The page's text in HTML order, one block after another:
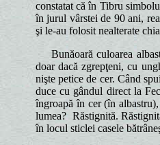
constatat că în Tibru
în jurul vârstei de 90 ani,
şi le-au folosit nealterate
Bunăoară culoarea
doar dacă zgrepţeni, cu
nişte petice de cer. Când
duce cu gândul direct la
îngroapă în cer (în
lumea? Răstignită.
în locul sticlei casele